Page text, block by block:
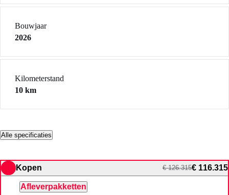
Bouwjaar
2026
Kilometerstand
10 km
Alle specificaties
Kopen € 126.315€ 116.315
Afleverpakketten